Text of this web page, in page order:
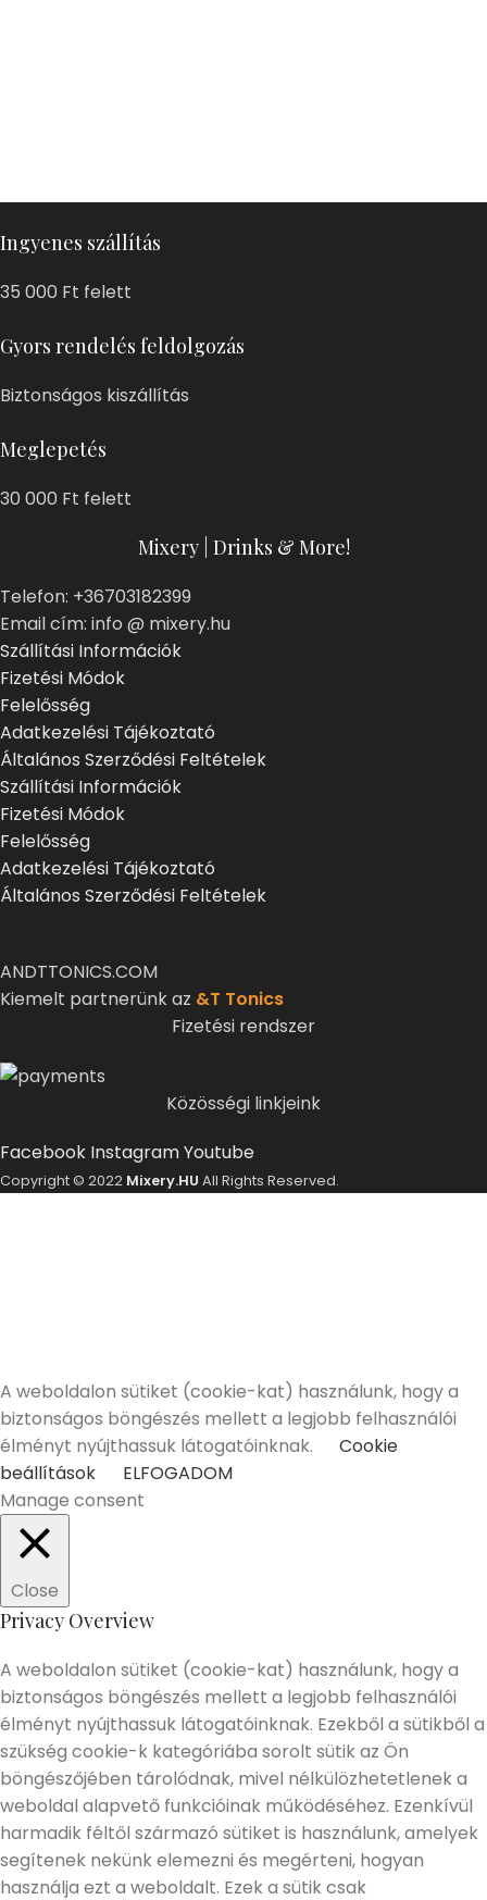
Ingyenes szállítás
35 000 Ft felett
Gyors rendelés feldolgozás
Biztonságos kiszállítás
Meglepetés
30 000 Ft felett
Mixery | Drinks & More!
Telefon: +36703182399
Email cím: info @ mixery.hu
Szállítási Információk
Fizetési Módok
Felelősség
Adatkezelési Tájékoztató
Általános Szerződési Feltételek
Szállítási Információk
Fizetési Módok
Felelősség
Adatkezelési Tájékoztató
Általános Szerződési Feltételek
ANDTTONICS.COM
Kiemelt partnerünk az &T Tonics
Fizetési rendszer
Közösségi linkjeink
Facebook InstagramYoutube
Copyright © 2022 Mixery.HU All Rights Reserved.
A weboldalon sütiket (cookie-kat) használunk, hogy a
biztonságos böngészés mellett a legjobb felhasználói
élményt nyújthassuk látogatóinknak.
Cookie
beállítások
ELFOGADOM
Manage consent
Close
Privacy Overview
A weboldalon sütiket (cookie-kat) használunk, hogy a
biztonságos böngészés mellett a legjobb felhasználói
élményt nyújthassuk látogatóinknak. Ezekből a sütikből a
szükség cookie-k kategóriába sorolt sütik az Ön
böngészőjében tárolódnak, mivel nélkülözhetetlenek a
weboldal alapvető funkcióinak működéséhez. Ezenkívül
harmadik féltől származó sütiket is használunk, amelyek
segítenek nekünk elemezni és megérteni, hogyan
használja ezt a weboldalt. Ezek a sütik csak